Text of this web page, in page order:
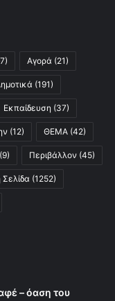
Αγορά (21)
(191)
Εκπαίδευση (37)
(12) ΘΕΜΑ (42)
(9) Περιβάλλον (45)
(1252)
– όαση του